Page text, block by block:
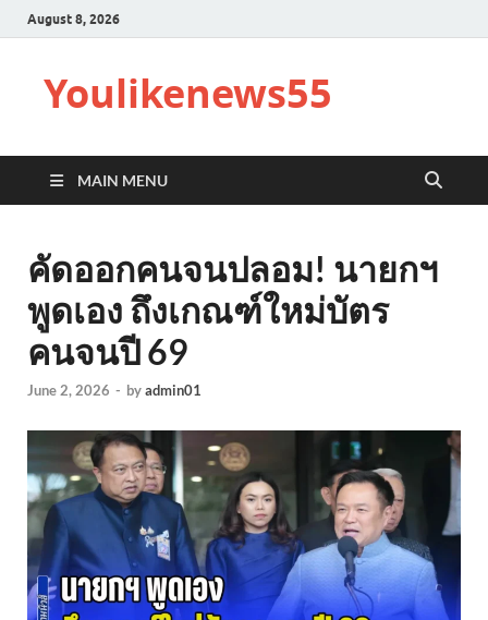
August 8, 2026
Youlikenews55
MAIN MENU
คัดออกคนจนปลอม! นายกฯ
พูดเอง ถึงเกณฑ์ใหม่บัตร
คนจนปี 69
June 2, 2026 - byadmin01